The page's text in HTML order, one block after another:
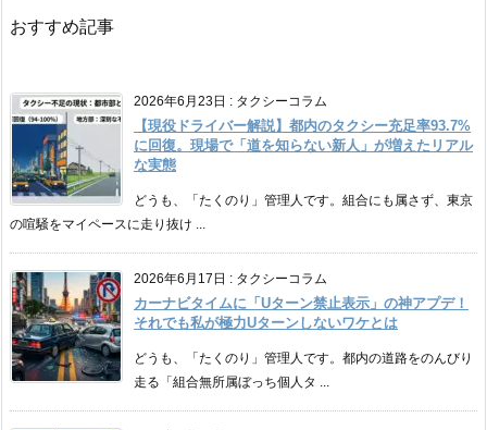
おすすめ記事
2026年6月23日 : タクシーコラム
【現役ドライバー解説】都内のタクシー充足率93.7%
に回復。現場で「道を知らない新人」が増えたリアル
な実態
どうも、「たくのり」管理人です。組合にも属さず、東京
の喧騒をマイペースに走り抜け ...
2026年6月17日 : タクシーコラム
カーナビタイムに「Uターン禁止表示」の神アプデ！
それでも私が極力Uターンしないワケとは
どうも、「たくのり」管理人です。都内の道路をのんびり
走る「組合無所属ぼっち個人タ ...